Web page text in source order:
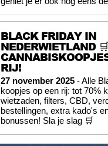
BLACK FRIDAY IN
NEDERWIETLAND
RIJ!
27 november 2025 - Alle
koopjes op een rij: tot 70%
wietzaden, filters, CBD,
bestellingen, extra kado's
bonussen! Sla je slag 🛒